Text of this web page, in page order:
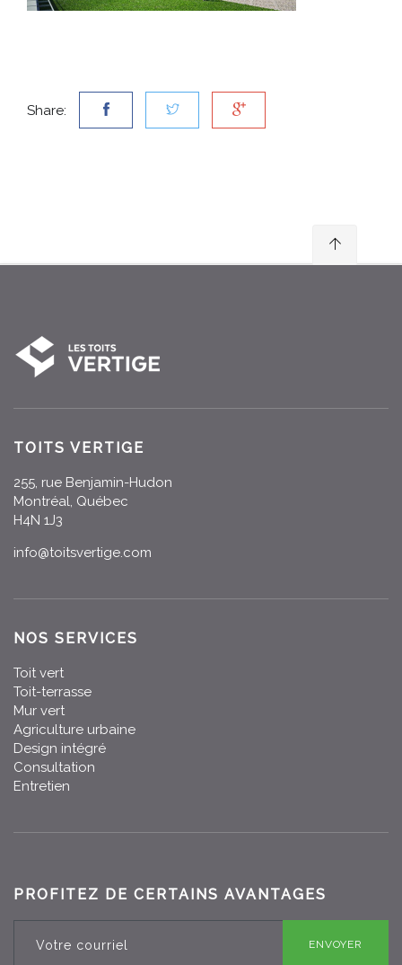
Share:
TOITS VERTIGE
255, rue Benjamin-Hudon
Montréal, Québec
H4N 1J3
info@toitsvertige.com
NOS SERVICES
Toit vert
Toit-terrasse
Mur vert
Agriculture urbaine
Design intégré
Consultation
Entretien
PROFITEZ DE CERTAINS AVANTAGES
ENVOYER